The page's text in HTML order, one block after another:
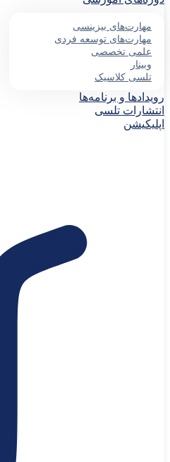
مهارت‌های بیزینسی
مهارت‌های توسعه فردی
علمی تخصصی
وبینار
تلسی کلاسیک
رویدادها و برنامه‌ها
انتشارات تلسی
اپلیکیشن